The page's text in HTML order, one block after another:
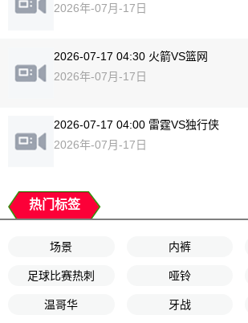
2026年-07月-17日
2026-07-17 04:30 火箭VS篮网
2026年-07月-17日
2026-07-17 04:00 雷霆VS独行侠
2026年-07月-17日
热门标签
场景 内裤
足球比赛热刺 哑铃
温哥华 牙战